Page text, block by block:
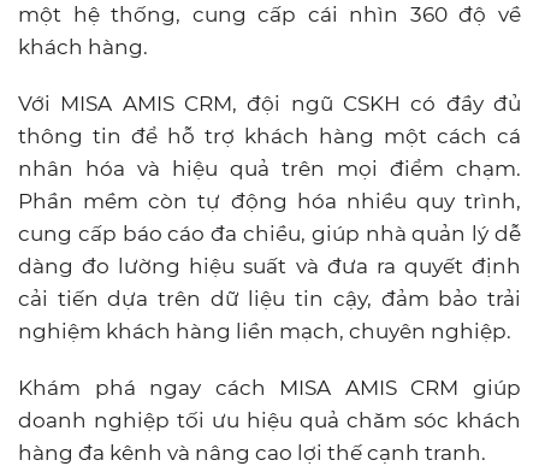
một hệ thống, cung cấp cái nhìn 360 độ về
khách hàng.
Với MISA AMIS CRM, đội ngũ CSKH có đầy đủ
thông tin để hỗ trợ khách hàng một cách cá
nhân hóa và hiệu quả trên mọi điểm chạm.
Phần mềm còn tự động hóa nhiều quy trình,
cung cấp báo cáo đa chiều, giúp nhà quản lý dễ
dàng đo lường hiệu suất và đưa ra quyết định
cải tiến dựa trên dữ liệu tin cậy, đảm bảo trải
nghiệm khách hàng liền mạch, chuyên nghiệp.
Khám phá ngay cách MISA AMIS CRM giúp
doanh nghiệp tối ưu hiệu quả chăm sóc khách
hàng đa kênh và nâng cao lợi thế cạnh tranh.